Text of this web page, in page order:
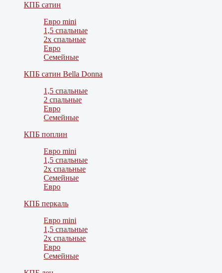
КПБ сатин
Евро mini
1,5 спальные
2х спальные
Евро
Семейные
КПБ сатин Bella Donna
1,5 спальные
2 спальные
Евро
Семейные
КПБ поплин
Евро mini
1,5 спальные
2х спальные
Семейные
Евро
КПБ перкаль
Евро mini
1,5 спальные
2х спальные
Евро
Семейные